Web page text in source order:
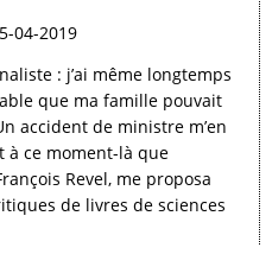
04-2019
: j’ai même longtemps
que ma famille pouvait
accident de ministre m’en
à ce moment-là que
Revel, me proposa
de livres de sciences